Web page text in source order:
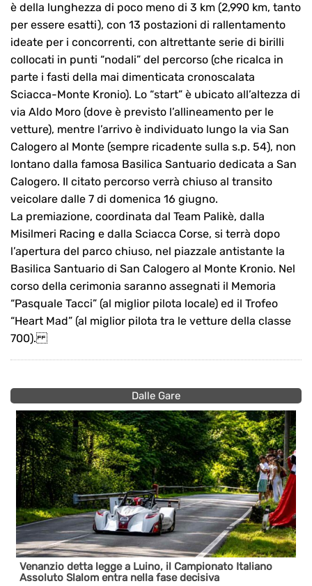
è della lunghezza di poco meno di 3 km (2,990 km, tanto
per essere esatti), con 13 postazioni di rallentamento
ideate per i concorrenti, con altrettante serie di birilli
collocati in punti “nodali” del percorso (che ricalca in
parte i fasti della mai dimenticata cronoscalata
Sciacca-Monte Kronio). Lo “start” è ubicato all’altezza di
via Aldo Moro (dove è previsto l’allineamento per le
vetture), mentre l’arrivo è individuato lungo la via San
Calogero al Monte (sempre ricadente sulla s.p. 54), non
lontano dalla famosa Basilica Santuario dedicata a San
Calogero. Il citato percorso verrà chiuso al transito
veicolare dalle 7 di domenica 16 giugno.
La premiazione, coordinata dal Team Palikè, dalla
Misilmeri Racing e dalla Sciacca Corse, si terrà dopo
l’apertura del parco chiuso, nel piazzale antistante la
Basilica Santuario di San Calogero al Monte Kronio. Nel
corso della cerimonia saranno assegnati il Memoria
“Pasquale Tacci” (al miglior pilota locale) ed il Trofeo
“Heart Mad” (al miglior pilota tra le vetture della classe
700).
Dalle Gare
detta legge a Luino, il Campionato Italiano
Slalom entra nella fase decisiva